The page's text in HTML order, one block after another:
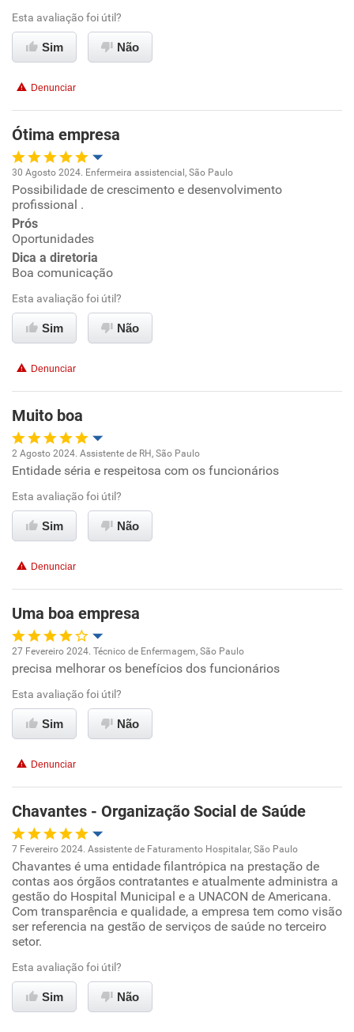
Conciliação com a vida familiar
Benefícios
Recomenda a diretoria
Esta avaliação foi útil?
Sim Não
Denunciar
Ótima empresa
Oportunidade de promoção
Ambiente de trabalho
Conciliação com a vida familiar
Benefícios
Recomenda a diretoria
30 Agosto 2024. Enfermeira assistencial, São Paulo
Possibilidade de crescimento e desenvolvimento
profissional .
Prós
Oportunidades
Dica a diretoria
Boa comunicação
Esta avaliação foi útil?
Sim Não
Denunciar
Muito boa
Oportunidade de promoção
Ambiente de trabalho
Benefícios
Recomenda esta empresa
Recomenda a diretoria
2 Agosto 2024. Assistente de RH, São Paulo
Entidade séria e respeitosa com os funcionários
Esta avaliação foi útil?
Sim Não
Denunciar
Uma boa empresa
Oportunidade de promoção
Ambiente de trabalho
Benefícios
Recomenda esta empresa
Recomenda a diretoria
27 Fevereiro 2024. Técnico de Enfermagem, São Paulo
precisa melhorar os benefícios dos funcionários
Esta avaliação foi útil?
Sim Não
Denunciar
Chavantes - Organização Social de Saúde
Oportunidade de promoção
Ambiente de trabalho
Conciliação com a vida familiar
Benefícios
7 Fevereiro 2024. Assistente de Faturamento Hospitalar, São Paulo
Chavantes é uma entidade filantrópica na prestação de
contas aos órgãos contratantes e atualmente administra a
gestão do Hospital Municipal e a UNACON de Americana.
Com transparência e qualidade, a empresa tem como visão
ser referencia na gestão de serviços de saúde no terceiro
setor.
Esta avaliação foi útil?
Sim Não